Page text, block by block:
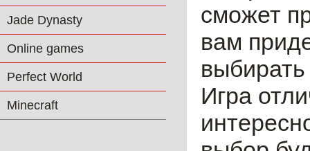
Jade Dynasty
Online games
Perfect World
Minecraft
сможет
вам
Игра